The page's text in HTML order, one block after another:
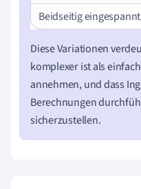
Beidseitig eingespannt
Diese Variationen
komplexer ist als
annehmen, und dass
Berechnungen
sicherzustellen.